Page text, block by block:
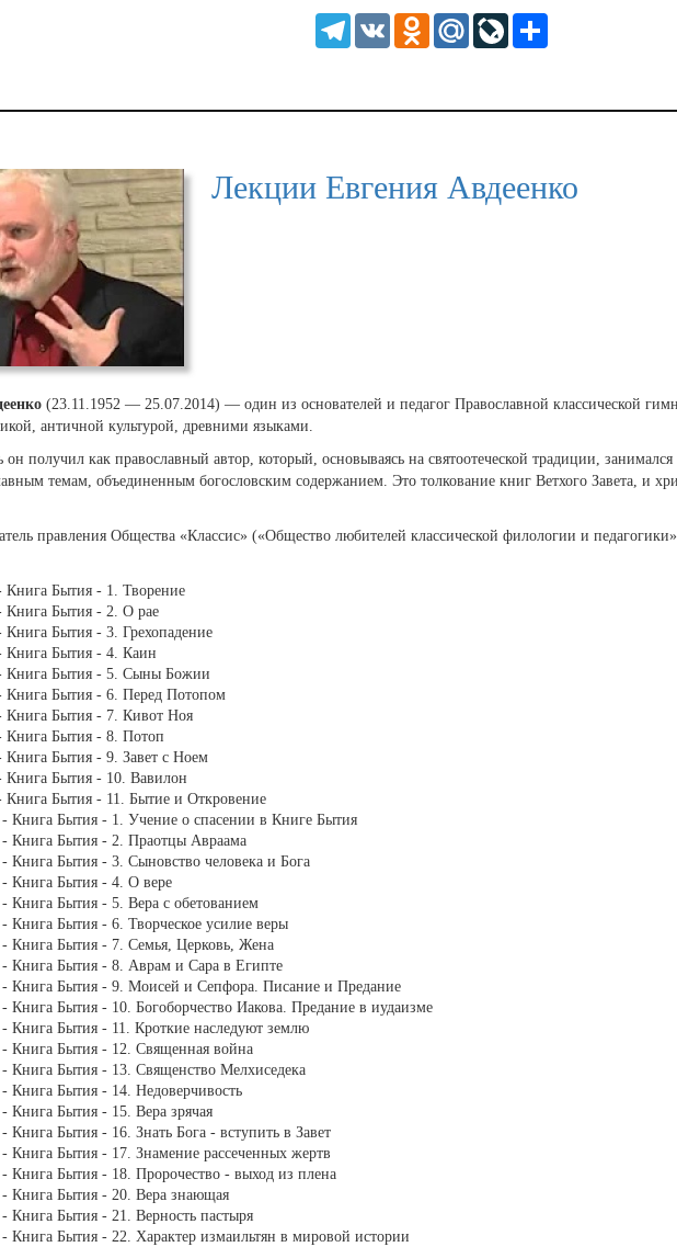
TelegramVK Odnoklassniki
Mail.Ru LiveJournal
Лекции Евгения Авдеенко
(23.11.1952 — 25.07.2014) — один из основателей и педагог Православной классической
античной культурой, древними языками.
получил как православный автор, который, основываясь на святоотеческой традиции,
темам, объединенным богословским содержанием. Это толкование книг Ветхого Завета, и
правления Общества «Классис» («Общество любителей классической филологии и
Бытия - 1. Творение
Книга Бытия - 2. О рае
Бытия - 3. Грехопадение
Книга Бытия - 4. Каин
Книга Бытия - 5. Сыны Божии
Книга Бытия - 6. Перед Потопом
Книга Бытия - 7. Кивот Ноя
Книга Бытия - 8. Потоп
Бытия - 9. Завет с Ноем
Бытия - 10. Вавилон
Бытия - 11. Бытие и Откровение
Книга Бытия - 1. Учение о спасении в Книге Бытия
Книга Бытия - 2. Праотцы Авраама
Книга Бытия - 3. Сыновство человека и Бога
Книга Бытия - 4. О вере
Книга Бытия - 5. Вера с обетованием
Книга Бытия - 6. Творческое усилие веры
Книга Бытия - 7. Семья, Церковь, Жена
Книга Бытия - 8. Аврам и Сара в Египте
Книга Бытия - 9. Моисей и Сепфора. Писание и Предание
Книга Бытия - 10. Богоборчество Иакова. Предание в иудаизме
Книга Бытия - 11. Кроткие наследуют землю
Книга Бытия - 12. Священная война
Книга Бытия - 13. Священство Мелхиседека
Книга Бытия - 14. Недоверчивость
Книга Бытия - 15. Вера зрячая
Книга Бытия - 16. Знать Бога - вступить в Завет
Книга Бытия - 17. Знамение рассеченных жертв
Книга Бытия - 18. Пророчество - выход из плена
Книга Бытия - 20. Вера знающая
Книга Бытия - 21. Верность пастыря
Книга Бытия - 22. Характер измаильтян в мировой истории